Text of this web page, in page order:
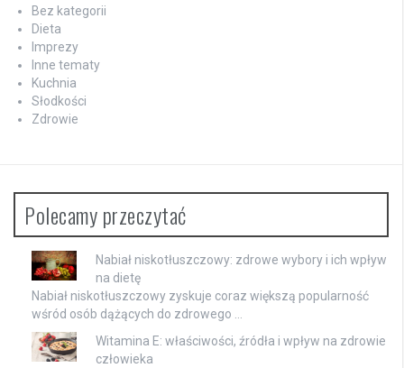
Bez kategorii
Dieta
Imprezy
Inne tematy
Kuchnia
Słodkości
Zdrowie
Polecamy przeczytać
Nabiał niskotłuszczowy: zdrowe wybory i ich wpływ
na dietę
Nabiał niskotłuszczowy zyskuje coraz większą popularność
wśród osób dążących do zdrowego …
Witamina E: właściwości, źródła i wpływ na zdrowie
człowieka